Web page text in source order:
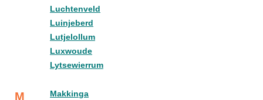
Luchtenveld
Luinjeberd
Lutjelollum
Luxwoude
Lytsewierrum
M Makkinga